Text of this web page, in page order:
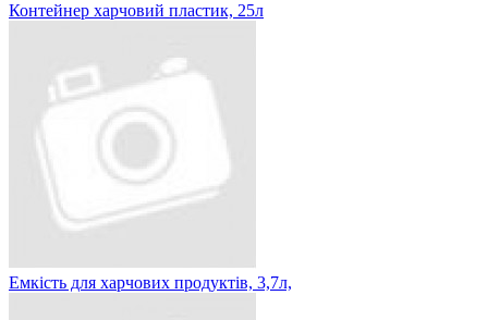
Контейнер харчовий пластик, 25л
Емкість для харчових продуктів, 3,7л,